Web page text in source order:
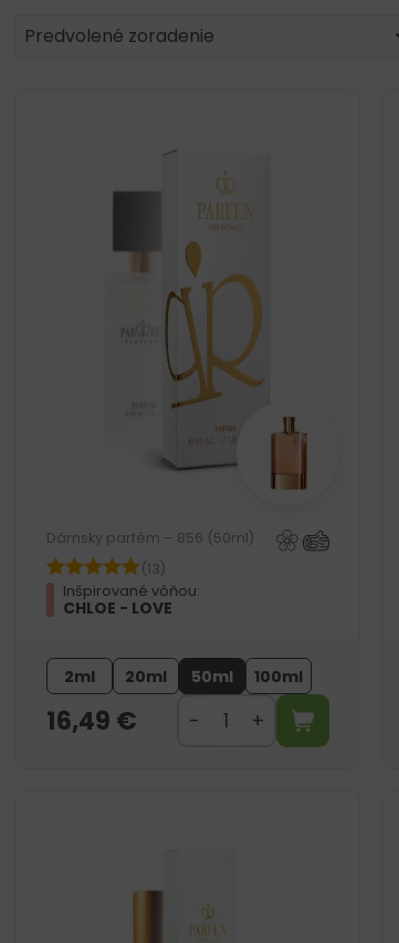
Product | Sorting
Sort content
Predvolené zoradenie
Sort content
Dámsky parfém – 856 (50ml)
(13)
Inšpirované vôňou:
CHLOE - LOVE
2ml 20ml 50ml 100ml
16,49 €